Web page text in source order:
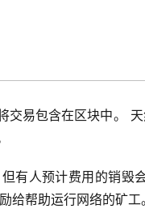
易包含在区块中。
有人预计费用的销
给帮助运行网络的矿工